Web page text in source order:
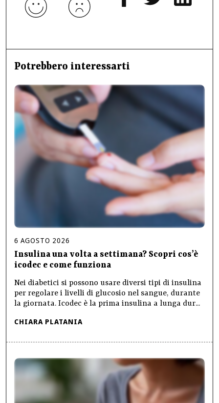
Potrebbero interessarti
6 AGOSTO 2026
Insulina una volta a settimana? Scopri cos’è
icodec e come funziona
Nei diabetici si possono usare diversi tipi di insulina
per regolare i livelli di glucosio nel sangue, durante
la giornata. Icodec è la prima insulina a lunga dur...
CHIARA PLATANIA